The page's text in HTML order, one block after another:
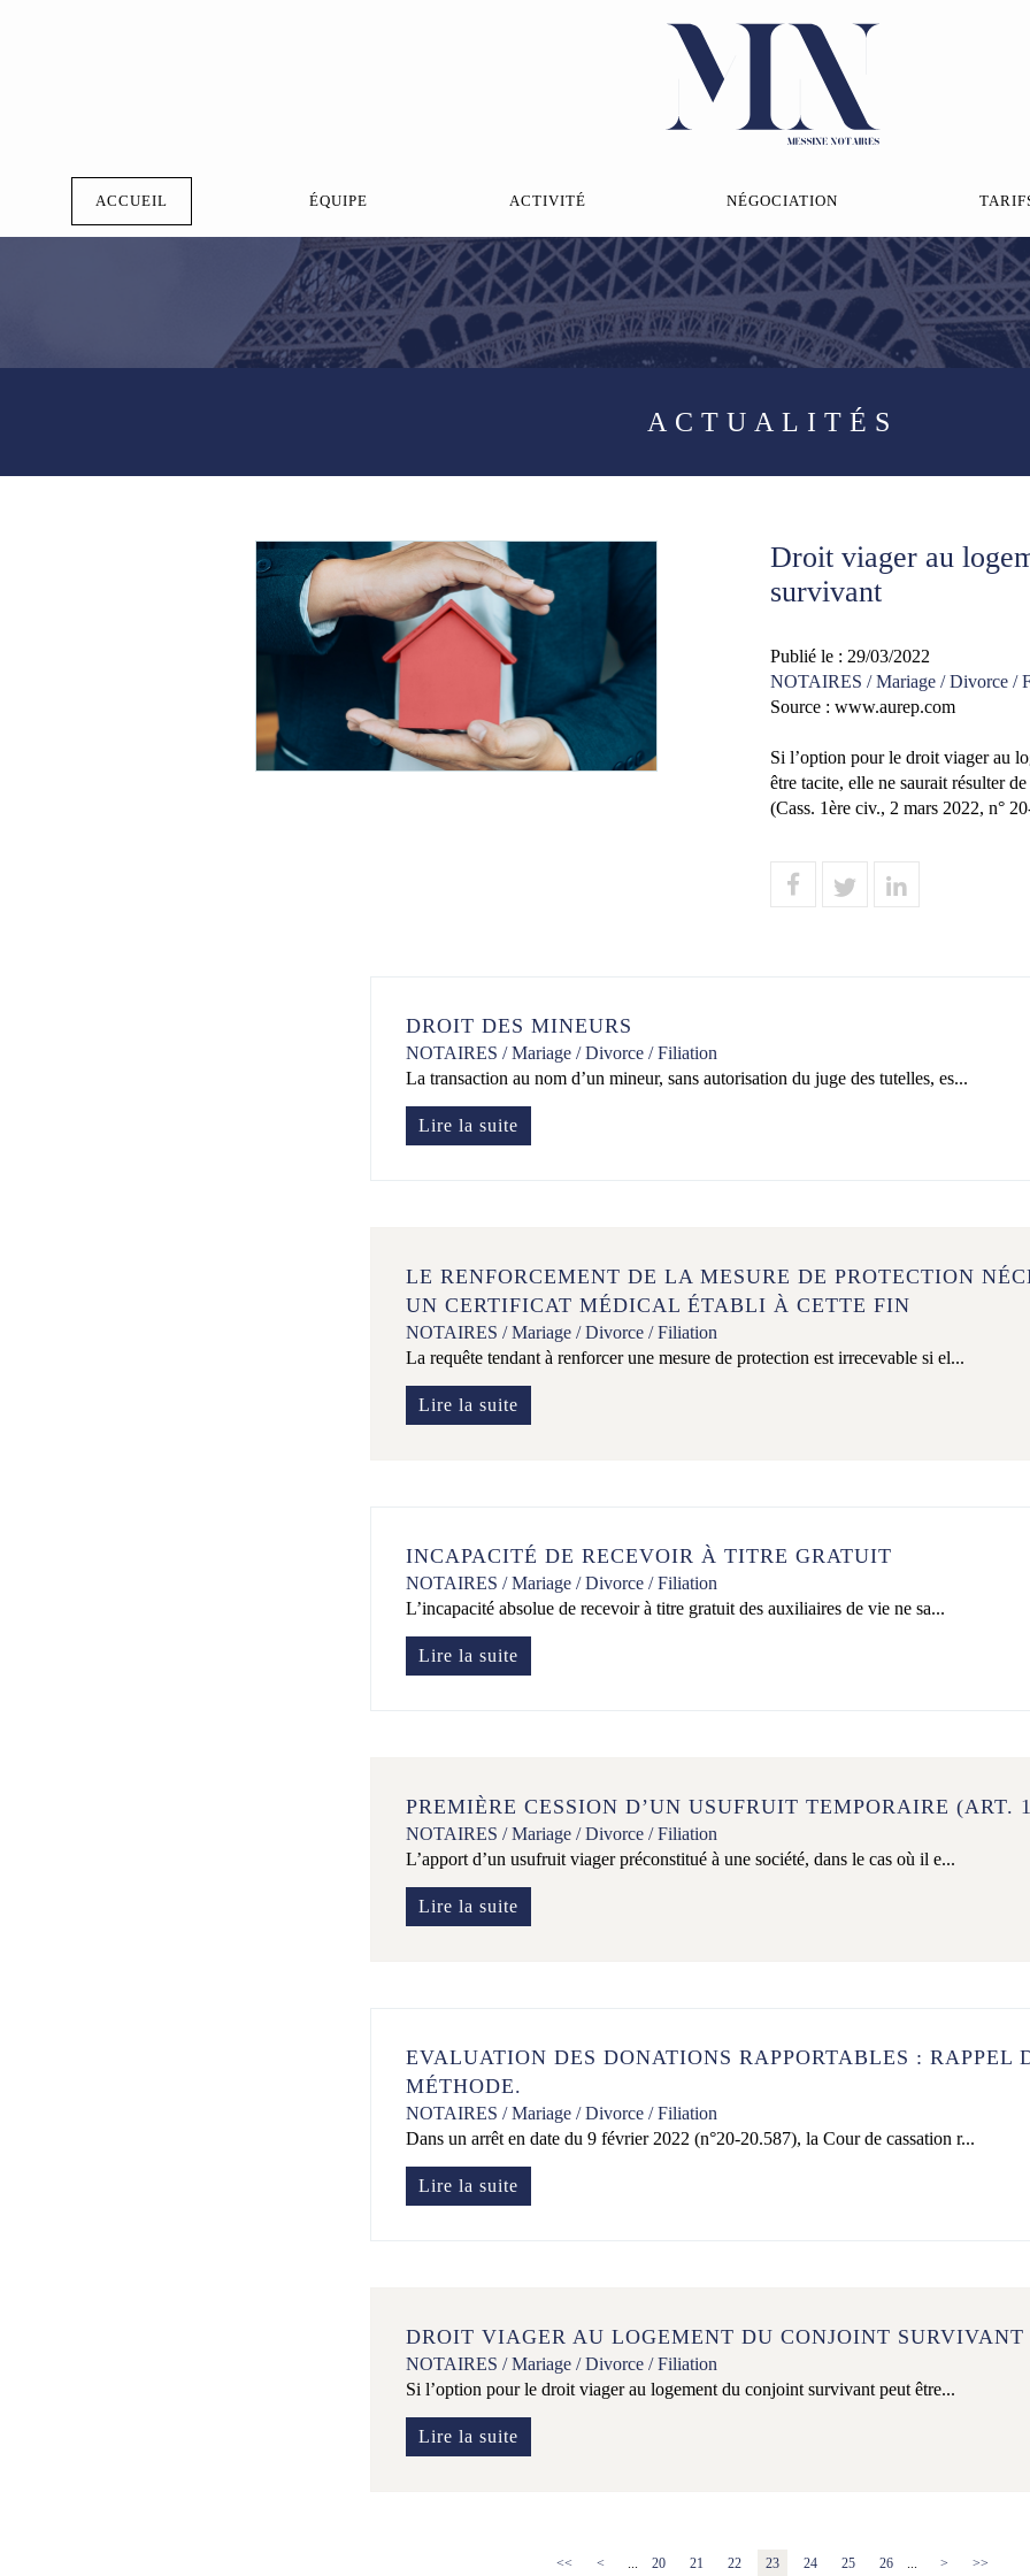
ACCUEIL ÉQUIPE ACTIVITÉ NÉGOCIATION
ACTUALITÉS
Droit viager au
survivant
Publié le : 29/03/2022
NOTAIRES /Mariage / Divorce /
Source : www.aurep.com
Si l’option pour le droit viager au
être tacite, elle ne saurait résulter
(Cass. 1ère civ., 2 mars 2022, n°
DROIT DES MINEURS
NOTAIRES /Mariage / Divorce / Filiation
La transaction au nom d’un mineur, sans autorisation du juge des tutelles, es...
Lire la suite
LE RENFORCEMENT DE LA MESURE DE PROTECTION
UN CERTIFICAT MÉDICAL ÉTABLI À CETTE FIN
NOTAIRES /Mariage / Divorce / Filiation
La requête tendant à renforcer une mesure de protection est irrecevable si el...
Lire la suite
INCAPACITÉ DE RECEVOIR À TITRE GRATUIT
NOTAIRES /Mariage / Divorce / Filiation
L’incapacité absolue de recevoir à titre gratuit des auxiliaires de vie ne sa...
Lire la suite
PREMIÈRE CESSION D’UN USUFRUIT TEMPORAIRE (ART.
NOTAIRES /Mariage / Divorce / Filiation
L’apport d’un usufruit viager préconstitué à une société, dans le cas où il e...
Lire la suite
EVALUATION DES DONATIONS RAPPORTABLES : RAPPEL
MÉTHODE.
NOTAIRES /Mariage / Divorce / Filiation
Dans un arrêt en date du 9 février 2022 (n°20-20.587), la Cour de cassation r...
Lire la suite
DROIT VIAGER AU LOGEMENT DU CONJOINT SURVIVANT
NOTAIRES /Mariage / Divorce / Filiation
Si l’option pour le droit viager au logement du conjoint survivant peut être...
Lire la suite
<< < ... 20 21 22 23 24 25 26 ... > >>